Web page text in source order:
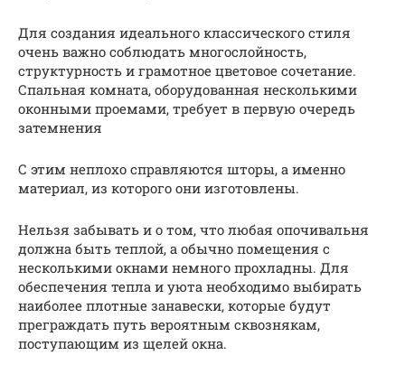
Для создания идеального классического стиля
очень важно соблюдать многослойность,
структурность и грамотное цветовое сочетание.
Спальная комната, оборудованная несколькими
оконными проемами, требует в первую очередь
затемнения
С этим неплохо справляются шторы, а именно
материал, из которого они изготовлены.
Нельзя забывать и о том, что любая опочивальня
должна быть теплой, а обычно помещения с
несколькими окнами немного прохладны. Для
обеспечения тепла и уюта необходимо выбирать
наиболее плотные занавески, которые будут
преграждать путь вероятным сквознякам,
поступающим из щелей окна.